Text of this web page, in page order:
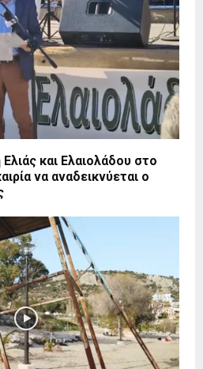
και Ελαιολάδου στο
να αναδεικνύεται ο